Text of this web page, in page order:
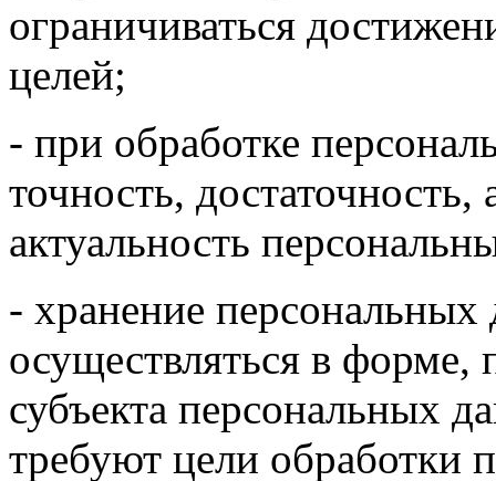
ограничиваться
целей;
- при обработке
точность,
актуальность
- хранение
осуществляться в
субъекта персональных
требуют цели обработки